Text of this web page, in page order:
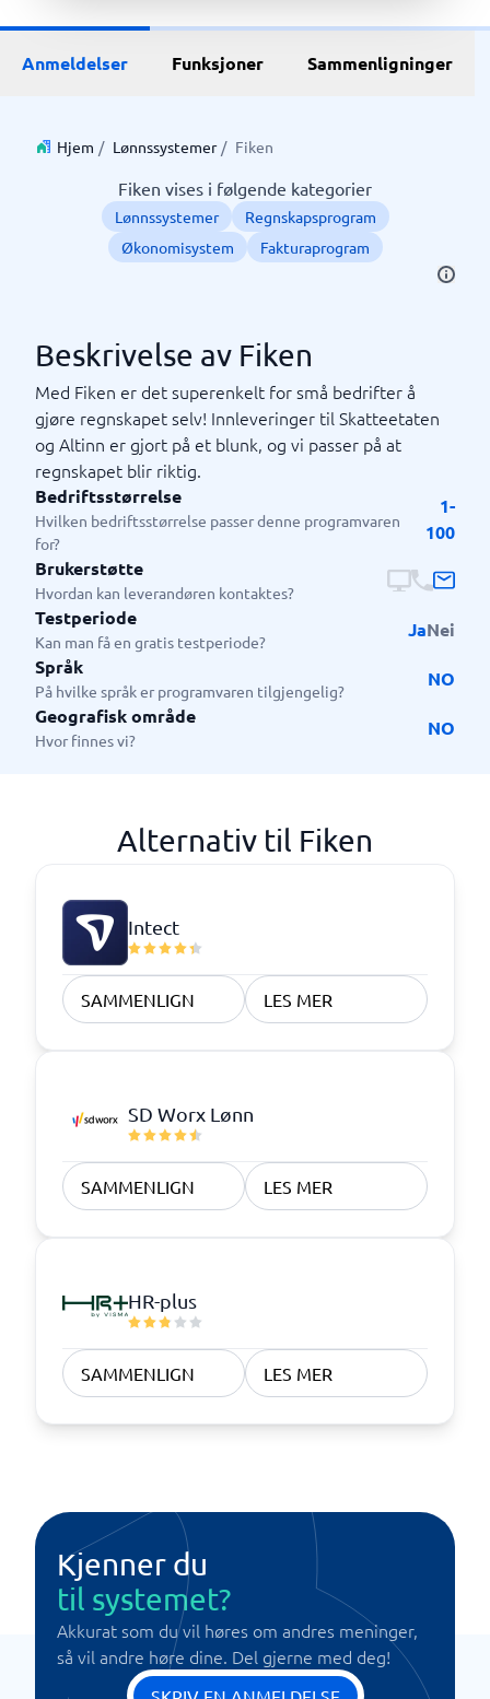
Anmeldelser Funksjoner Sammenligninger
Hjem / Lønnssystemer / Fiken
Fiken vises i følgende kategorier
Lønnssystemer
Regnskapsprogram
Økonomisystem
Fakturaprogram
Beskrivelse av Fiken
Med Fiken er det superenkelt for små bedrifter å
gjøre regnskapet selv! Innleveringer til Skatteetaten
og Altinn er gjort på et blunk, og vi passer på at
regnskapet blir riktig.
Bedriftsstørrelse
Hvilken bedriftsstørrelse passer denne programvaren
for?
1-
100
Brukerstøtte
Hvordan kan leverandøren kontaktes?
Testperiode
Kan man få en gratis testperiode?
JaNei
Språk
På hvilke språk er programvaren tilgjengelig?
NO
Geografisk område
Hvor finnes vi?
NO
Alternativ til Fiken
Intect
SAMMENLIGN LES MER
SD Worx Lønn
SAMMENLIGN LES MER
HR-plus
SAMMENLIGN LES MER
Kjenner du
til systemet?
Akkurat som du vil høres om andres meninger,
så vil andre høre dine. Del gjerne med deg!